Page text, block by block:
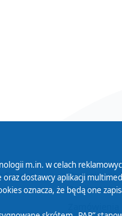
Serwisu
Organizacje
Publicznego
m.in. w celach
dostawcy aplikacji
oznacza, że będą one